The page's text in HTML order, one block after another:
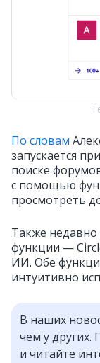
По словам
запускается
поиске
с помощью
просмотреть
Также недавно
функции —
ИИ. Обе
интуитивно
В наших
чем у других.
и читайте